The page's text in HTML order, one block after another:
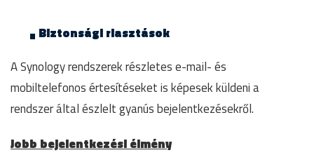
Biztonsági riasztások
A Synology rendszerek részletes e-mail- és
mobiltelefonos értesítéseket is képesek küldeni a
rendszer által észlelt gyanús bejelentkezésekről.
Jobb bejelentkezési élmény